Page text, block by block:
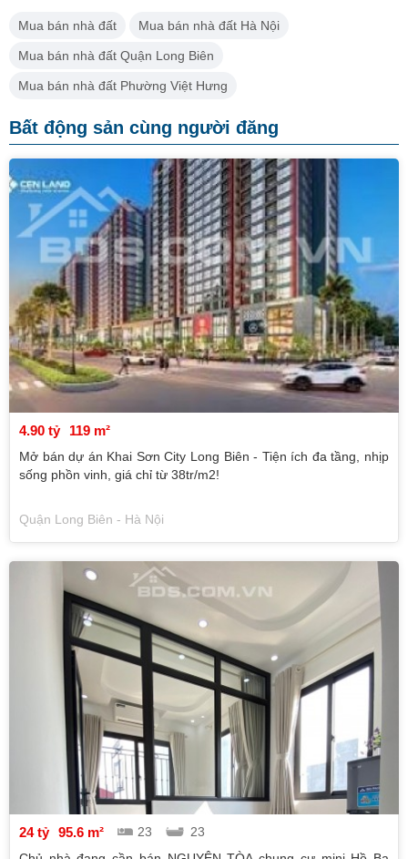
Mua bán nhà đất Mua bán nhà đất Hà Nội
Mua bán nhà đất Quận Long Biên
Mua bán nhà đất Phường Việt Hưng
Bất động sản cùng người đăng
4.90 tỷ 119 m²
Mở bán dự án Khai Sơn City Long Biên - Tiện ích đa tầng, nhịp
sống phồn vinh, giá chỉ từ 38tr/m2!
Quận Long Biên - Hà Nội
24 tỷ 95.6 m² 23
23